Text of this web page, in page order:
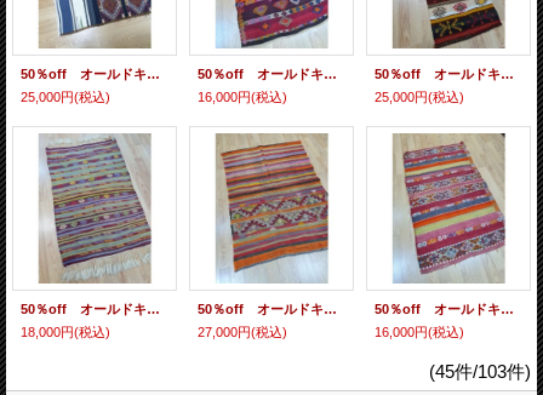
50％off オールドキリム チュワルを開いた織物 モチーフ部分はスマックです 130×116cm
25,000円(税込)
50％off オールドキリム 明るい色遣いのカラフルジジム 172×100cm
16,000円(税込)
50％off オールドキリム トルコ東部のランナー ナチュラルウール ジジム 197×61cm
25,000円(税込)
50％off オールドキリム 極細艶々ウールの可愛いジジム 124×81cm
18,000円(税込)
50％off オールドキリム チュワルを開いた織物 モチーフ部分はスマックです 160×116cm
27,000円(税込)
50％off オールドキリム 明るい色遣いのカラフルジジム 156×93cm
16,000円(税込)
(45件/103件)